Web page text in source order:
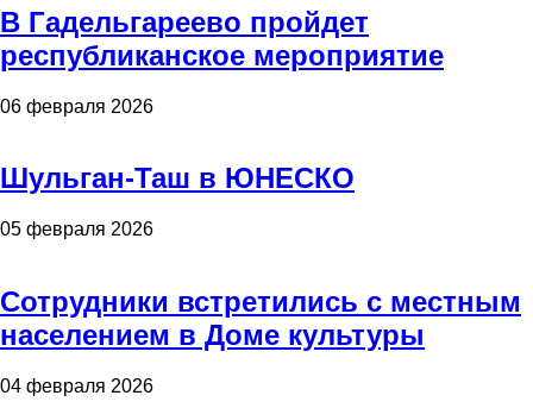
В Гадельгареево пройдет
республиканское мероприятие
06 февраля 2026
Шульган-Таш в ЮНЕСКО
05 февраля 2026
Сотрудники встретились с местным
населением в Доме культуры
04 февраля 2026